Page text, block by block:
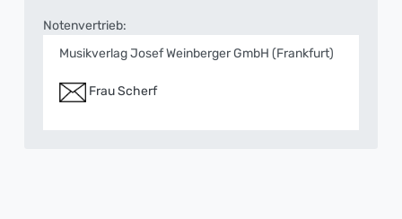
Notenvertrieb:
Musikverlag Josef Weinberger GmbH (Frankfurt)
Frau Scherf